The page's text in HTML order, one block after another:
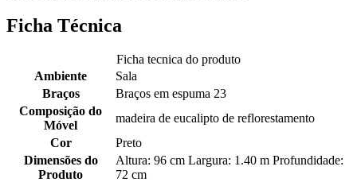
Ficha Técnica
Ficha tecnica do produto
Ambiente
Sala
Braços
Braços em espuma 23
Composição do
Móvel
madeira de eucalipto de reflorestamento
Cor
Preto
Dimensões do
Produto
Altura: 96 cm Largura: 1.40 m Profundidade:
72 cm